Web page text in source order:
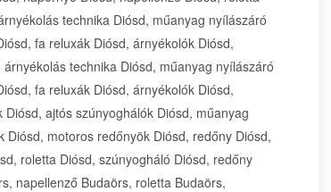
technika Diósd, műanyag nyílászáró
fa reluxák Diósd, árnyékolók Diósd,
technika Diósd, műanyag nyílászáró
fa reluxák Diósd, árnyékolók Diósd,
ajtós szúnyoghálók Diósd, műanyag
motoros redőnyök Diósd, redőny Diósd,
roletta Diósd, szúnyogháló Diósd, redőny
napellenző Budaörs, roletta Budaörs,